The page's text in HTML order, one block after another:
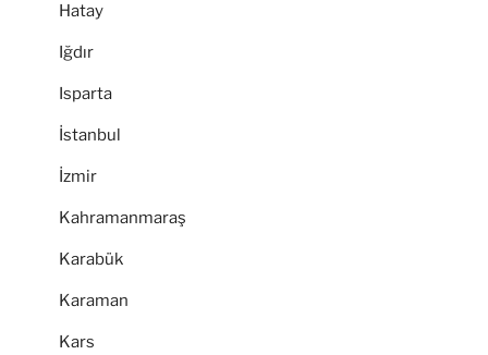
Hatay
Iğdır
Isparta
İstanbul
İzmir
Kahramanmaraş
Karabük
Karaman
Kars